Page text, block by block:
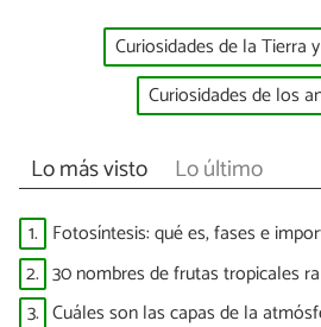
Curiosidades de la Tierra
Curiosidades de los
Lo más visto Lo último
1. Fotosíntesis: qué es, fases e
2. 30 nombres de frutas tropicales
3. Cuáles son las capas de la